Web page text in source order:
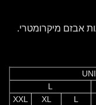
אבזם מיקרומטרי.
L
L
XL
XXL